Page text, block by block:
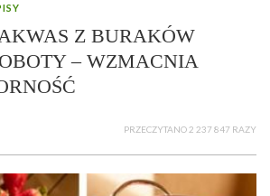
Z BURAKÓW
– WZMACNIA
PRZECZYTANO 2 237 847 RAZY